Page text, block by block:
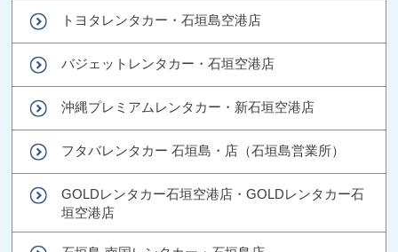
トヨタレンタカー・石垣島空港店
バジェットレンタカー・石垣空港店
沖縄プレミアムレンタカー・新石垣空港店
フタバレンタカー 石垣島・店（石垣島営業所）
GOLDレンタカー石垣空港店・GOLDレンタカー石
垣空港店